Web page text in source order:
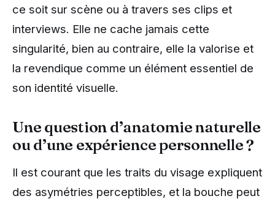
ce soit sur scène ou à travers ses clips et
interviews. Elle ne cache jamais cette
singularité, bien au contraire, elle la valorise et
la revendique comme un élément essentiel de
son identité visuelle.
Une question d’anatomie naturelle
ou d’une expérience personnelle ?
Il est courant que les traits du visage expliquent
des asymétries perceptibles, et la bouche peut